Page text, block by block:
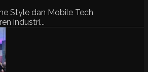
Style dan Mobile Tech
industri...